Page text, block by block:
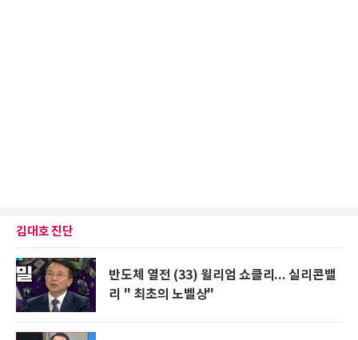
김대호 진단
반도체 열전 (33) 윌리엄 쇼클리... 실리콘밸
리 " 최초의 노벨상"